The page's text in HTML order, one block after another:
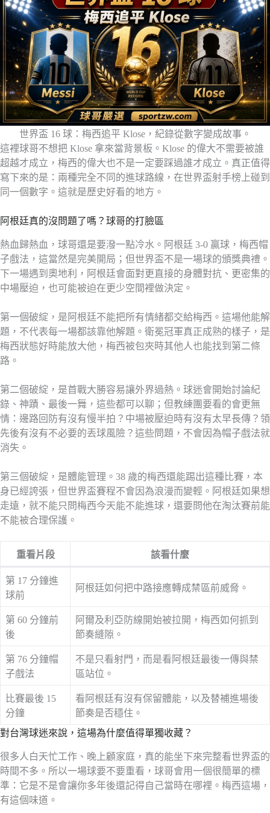
世界盃 16 球：梅西追平 Klose，紀錄從數字變成故事。
這裡球哥不想把 Klose 拿來當背景板。Klose 的偉大不需要被誰
超越才成立，梅西的偉大也不是一定要踩過誰才成立。真正值得
寫下來的是：兩種完全不同的進球路線，在世界盃射手榜上碰到
同一個數字。這就是歷史好看的地方。
阿根廷真的沒問題了嗎？球哥的打臉區
熱血歸熱血，球哥還是要潑一點冷水。阿根廷 3-0 贏球，梅西帽
子戲法，這當然是完美開局；但世界盃不是一場球的頒獎典禮。
下一場遇到奧地利，阿根廷會面對更直接的身體對抗、更密集的
中場壓迫，也可能被迫在更少空間裡做決定。
第一個破綻，是阿根廷不能把所有情緒都交給梅西。這場他能解
題，不代表每一場都該靠他解題。衛冕冠軍真正成熟的樣子，是
梅西狀態好時能放大他，梅西被包夾時其他人也能找到第二條
路。
第二個破綻，是首戰大勝容易讓外界過熱。球迷會開始討論紀
錄、神蹟、最後一舞，這些都可以聊；但教練團要看的會更無
情：邊路回防有沒有慢半拍？中場被壓迫時有沒有太早長傳？領
先後有沒有不必要的丟球風險？這些問題，不會因為帽子戲法就
消失。
第三個破綻，是體能管理。38 歲的梅西還能踢出這種比賽，本
身已經誇張，但世界盃賽程不會因為浪漫而變輕。阿根廷如果想
走遠，就不能只問梅西今天能不能進球，還要問他在淘汰賽前能
不能被合理保護。
重看片段 該看什麼
第 17 分鐘進
球前
阿根廷如何把中路接應轉成禁區前威脅。
第 60 分鐘前
後
阿爾及利亞防線開始被拉開，梅西如何抓到
節奏縫隙。
第 76 分鐘帽
子戲法
不是只看射門，而是看阿根廷最後一傳與禁
區站位。
比賽最後 15
分鐘
看阿根廷有沒有保留體能，以及替補進場後
節奏是否穩住。
對台灣球迷來說，這場為什麼值得單獨收藏？
很多人白天忙工作、晚上顧家庭，真的能坐下來完整看世界盃的
時間不多。所以一場球要不要重看，球哥會用一個很簡單的標
準：它是不是會讓你多年後還記得自己當時在哪裡。梅西這場，
有這個味道。